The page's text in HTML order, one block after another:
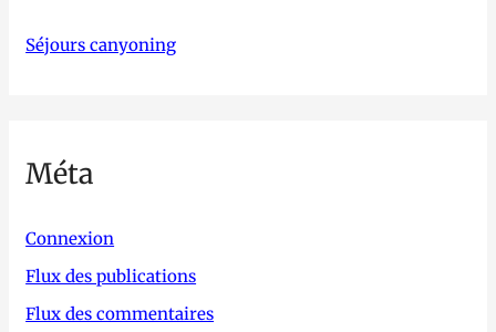
Séjours canyoning
Méta
Connexion
Flux des publications
Flux des commentaires